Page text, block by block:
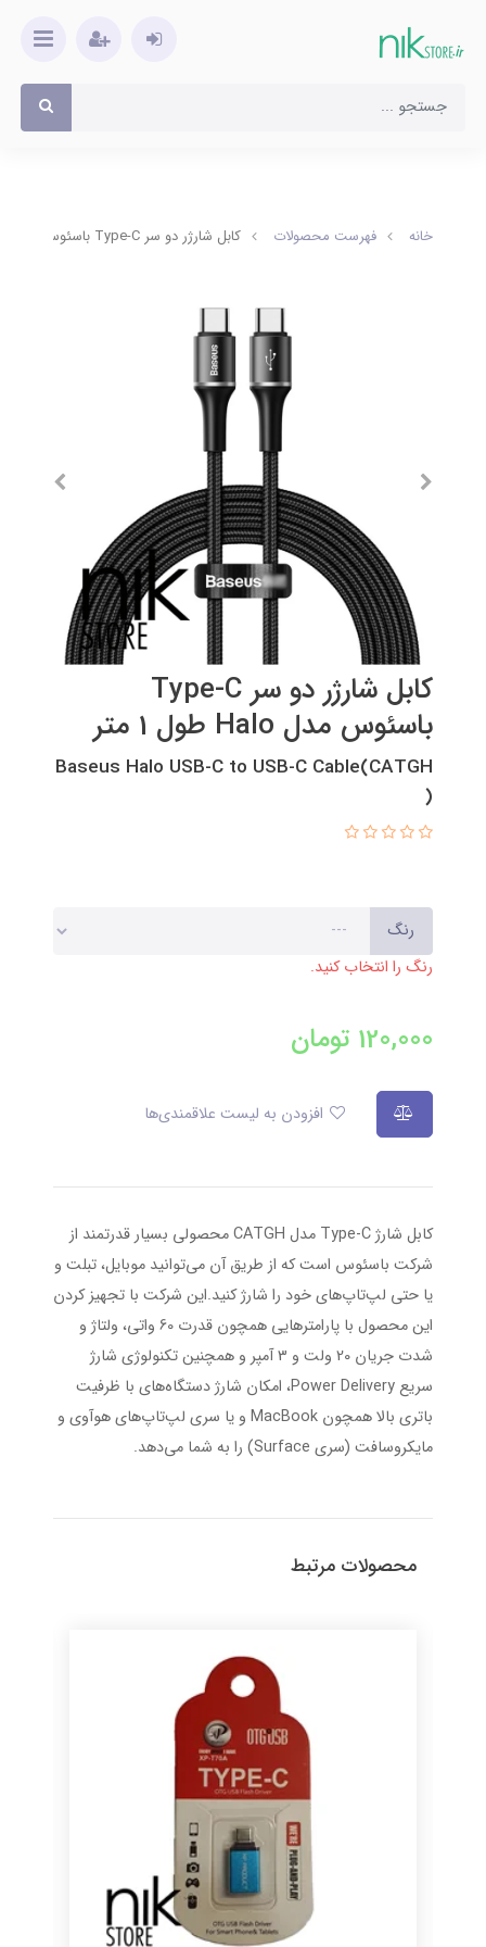
خانه فهرست محصولات کابل شارژر دو سر Type-C باسئوس مدل Halo طول 1 متر
کابل شارژر دو سر Type-C
باسئوس مدل Halo طول 1 متر
Baseus Halo USB-C to USB-C Cable(CATGH
)
رنگ
رنگ را انتخاب کنید.
120,000 تومان
کابل شارژ Type-C مدل CATGH محصولی بسیار قدرتمند از
شرکت باسئوس است که از طریق آن می‌توانید موبایل، تبلت و
یا حتی لپ‌تاپ‌های خود را شارژ کنید.این شرکت با تجهیز کردن
این محصول با پارامترهایی همچون قدرت 60 واتی، ولتاژ و
شدت جریان 20 ولت و 3 آمپر و همچنین تکنولوژی شارژ
سریع Power Delivery، امکان شارژ دستگاه‌های با ظرفیت
باتری بالا همچون MacBook و یا سری لپ‌تاپ‌های هوآوی و
مایکروسافت (سری Surface) را به شما می‌دهد.
محصولات مرتبط